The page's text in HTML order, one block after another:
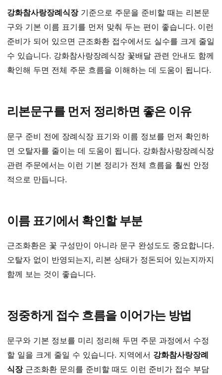
강화참사랑장례식장기준으로 주문을 준비할 때는 리본문
구와 기본 이름 표기를 먼저 맞춰 두는 편이 좋습니다. 이런
준비가 되어 있으면 근조화환 접수에서도 실수를 크게 줄일
수 있습니다. 강화참사랑장례식장 꽃배달 관련 안내도 함께
확인해 두면 전체 주문 흐름을 이해하는 데 도움이 됩니다.
리본문구를 먼저 정리하면 좋은 이유
문구 준비 전에 장례식장 표기와 이름 정보를 먼저 확인하
면 오탈자를 줄이는 데 도움이 됩니다. 강화참사랑장례식장
관련 주문에서는 이런 기본 정리가 전체 흐름을 훨씬 안정
적으로 만듭니다.
이름 표기에서 확인할 부분
근조화환은 꽃 구성만이 아니라 문구 완성도도 중요합니다.
오탈자 없이 반영되는지, 리본 상태가 정돈되어 있는지까지
함께 보는 것이 좋습니다.
정중하게 접수 흐름을 이어가는 방법
문구와 기본 정보를 미리 정리해 두면 주문 과정에서 수정
할 일을 크게 줄일 수 있습니다. 지역에서 강화참사랑장례
식장근조화환 문의를 준비할 때도 이런 준비가 접수 부담